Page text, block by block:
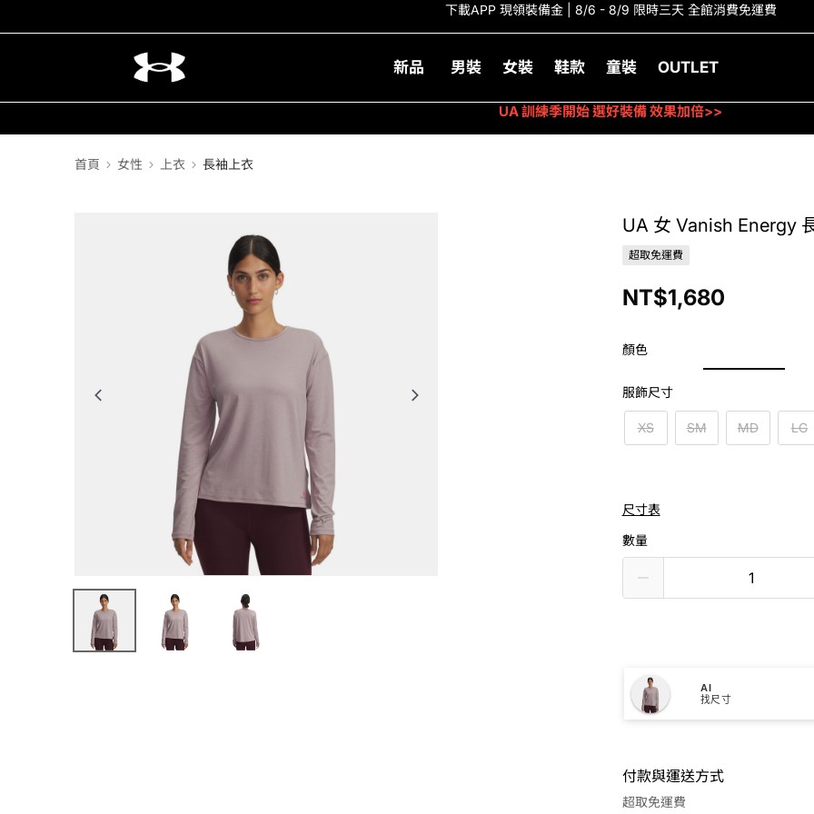
首頁 女性 上衣 長袖上衣
UA 女 Vanish Energy
超取免運費
NT$1,680
顏色
服飾尺寸
XS SM MD LG
尺寸表
數量
AI
找尺寸
付款與運送方式
超取免運費
下載APP 現領裝備金 | 8/6 - 8/9 限時三天 全館消費免運費
新品 男裝 女裝 鞋款 童裝 OUTLET
UA 訓練季開始 選好裝備 效果加倍>>